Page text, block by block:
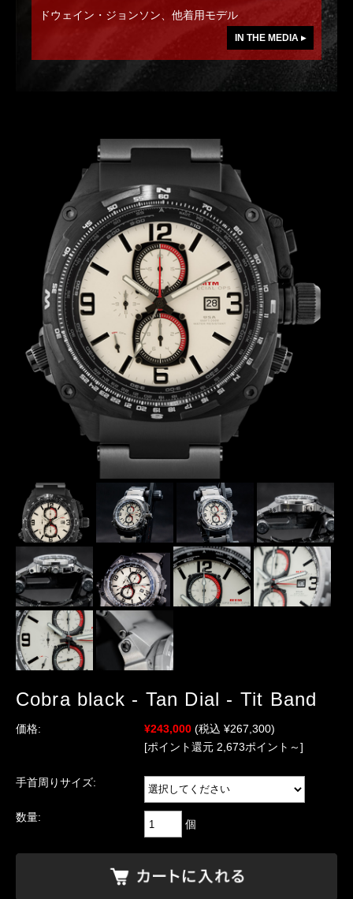
ドウェイン・ジョンソン、他着用モデル
IN THE MEDIA ▸
Cobra black - Tan Dial - Tit Band
価格: ¥243,000 (税込 ¥267,300)
[ポイント還元 2,673ポイント～]
手首周りサイズ:
数量:
個